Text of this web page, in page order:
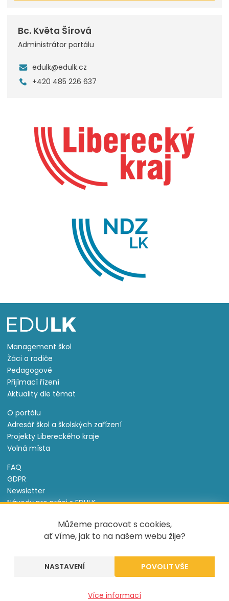
Můžeme pracovat s cookies,
ať víme, jak to na našem webu žije?
NASTAVENÍ
Více informací
Bc. Květa Šírová
Administrátor portálu
edulk@edulk.cz
+420 485 226 637
Management škol
Žáci a rodiče
Pedagogové
Přijímací řízení
Aktuality dle témat
O portálu
Adresář škol a školských zařízení
Projekty Libereckého kraje
Volná místa
FAQ
GDPR
Newsletter
Návody pro práci s EDULK
Nastavení cookies
Informace o souborech cookie
Tento projekt je spolufinancován Evropským sociálním
fondem a státním rozpočtem České republiky.